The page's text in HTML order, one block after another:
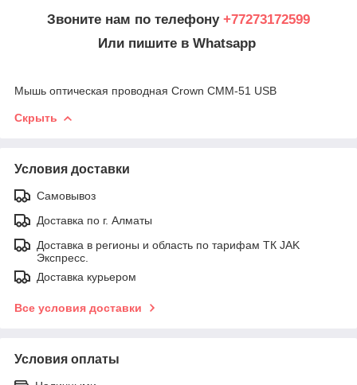
Звоните нам по телефону +77273172599
Или пишите в Whatsapp
Мышь оптическая проводная Crown CMM-51 USB
Скрыть
Условия доставки
Самовывоз
Доставка по г. Алматы
Доставка в регионы и область по тарифам ТК JAK
Экспресс.
Доставка курьером
Все условия доставки
Условия оплаты